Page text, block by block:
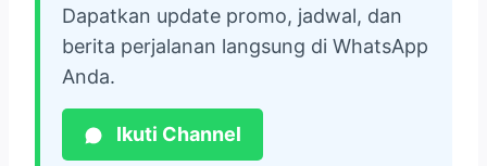
Dapatkan update promo, jadwal, dan
berita perjalanan langsung di WhatsApp
Anda.
Ikuti Channel